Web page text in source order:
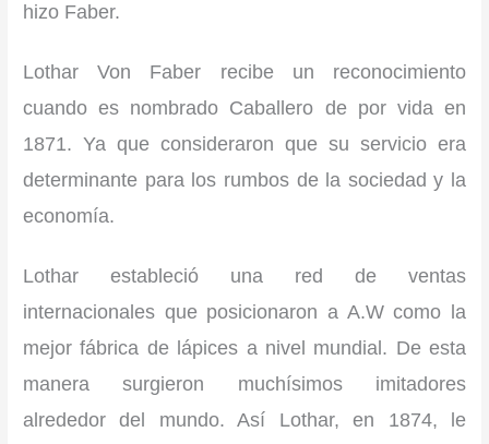
hizo Faber.
Lothar Von Faber recibe un reconocimiento
cuando es nombrado Caballero de por vida en
1871. Ya que consideraron que su servicio era
determinante para los rumbos de la sociedad y la
economía.
Lothar estableció una red de ventas
internacionales que posicionaron a A.W como la
mejor fábrica de lápices a nivel mundial. De esta
manera surgieron muchísimos imitadores
alrededor del mundo. Así Lothar, en 1874, le